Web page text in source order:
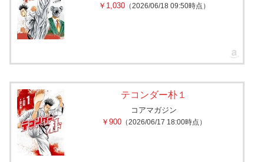
￥1,030（2026/06/18 09:50時点）
テコンダー朴１
コアマガジン
￥900 （2026/06/17 18:00時点）